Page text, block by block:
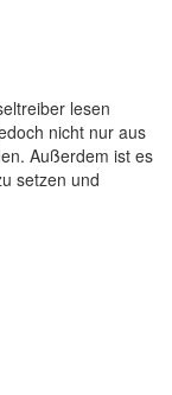
lesen
nicht nur aus
Außerdem ist es
setzen und